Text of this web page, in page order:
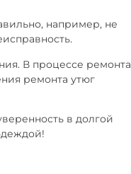
например, не
В процессе ремонта
ремонта утюг
в долгой